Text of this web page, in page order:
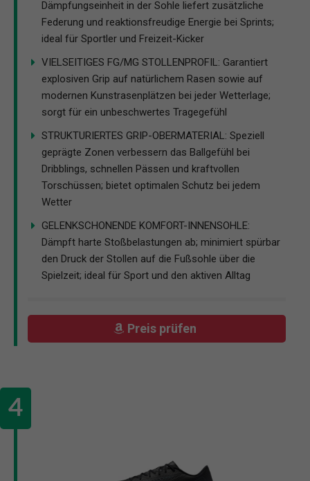
Dämpfungseinheit in der Sohle liefert zusätzliche
Federung und reaktionsfreudige Energie bei Sprints;
ideal für Sportler und Freizeit-Kicker
VIELSEITIGES FG/MG STOLLENPROFIL: Garantiert
explosiven Grip auf natürlichem Rasen sowie auf
modernen Kunstrasenplätzen bei jeder Wetterlage;
sorgt für ein unbeschwertes Tragegefühl
STRUKTURIERTES GRIP-OBERMATERIAL: Speziell
geprägte Zonen verbessern das Ballgefühl bei
Dribblings, schnellen Pässen und kraftvollen
Torschüssen; bietet optimalen Schutz bei jedem
Wetter
GELENKSCHONENDE KOMFORT-INNENSOHLE:
Dämpft harte Stoßbelastungen ab; minimiert spürbar
den Druck der Stollen auf die Fußsohle über die
Spielzeit; ideal für Sport und den aktiven Alltag
Preis prüfen